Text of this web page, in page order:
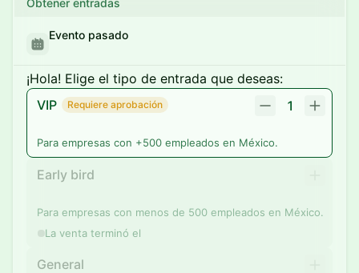
Obtener entradas
Evento pasado
¡Hola! Elige el tipo de entrada que deseas:
VIP
Requiere aprobación 1
Para empresas con +500 empleados en México.
Early bird
Para empresas con menos de 500 empleados en México.
La venta terminó el
General